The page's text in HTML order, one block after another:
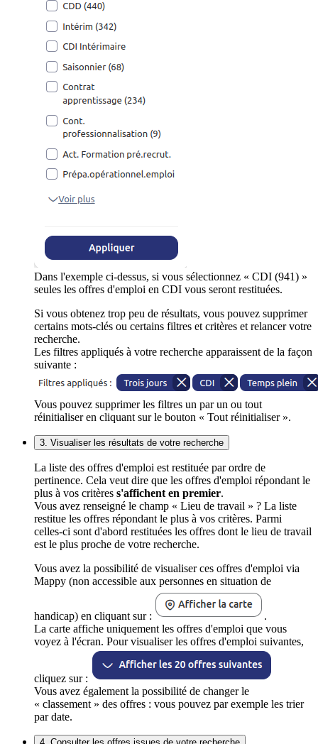
Dans l'exemple ci-dessus, si vous sélectionnez « CDI (941) »
seules les offres d'emploi en CDI vous seront restituées.
Si vous obtenez trop peu de résultats, vous pouvez supprimer
certains mots-clés ou certains filtres et critères et relancer votre
recherche.
Les filtres appliqués à votre recherche apparaissent de la façon
suivante :
Vous pouvez supprimer les filtres un par un ou tout
réinitialiser en cliquant sur le bouton « Tout réinitialiser ».
3. Visualiser les résultats de votre recherche
La liste des offres d'emploi est restituée par ordre de
pertinence. Cela veut dire que les offres d'emploi répondant le
plus à vos critères s'affichent en premier.
Vous avez renseigné le champ « Lieu de travail » ? La liste
restitue les offres répondant le plus à vos critères. Parmi
celles-ci sont d'abord restituées les offres dont le lieu de travail
est le plus proche de votre recherche.
Vous avez la possibilité de visualiser ces offres d'emploi via
Mappy (non accessible aux personnes en situation de
handicap) en cliquant sur :
.
La carte affiche uniquement les offres d'emploi que vous
voyez à l'écran. Pour visualiser les offres d'emploi suivantes,
cliquez sur :
Vous avez également la possibilité de changer le
« classement » des offres : vous pouvez par exemple les trier
par date.